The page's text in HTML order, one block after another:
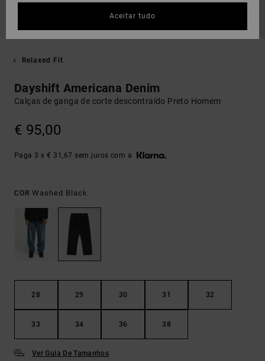
Relaxed Fit
Dayshift Americana Denim
Calças de ganga de corte descontraído Preto Homem
€ 95,00
Paga 3 x € 31,67 sem juros com a
COR Washed Black
28 29 30 31 32
33 34 36 38
Ver Guia De Tamanhos
Aceitar tudo